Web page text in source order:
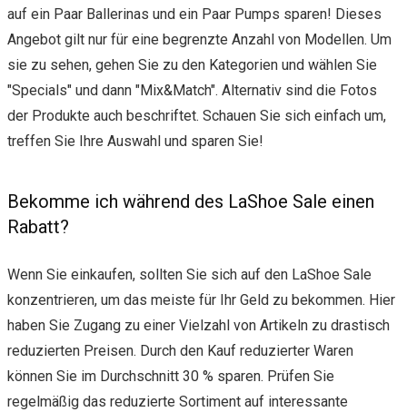
auf ein Paar Ballerinas und ein Paar Pumps sparen! Dieses
Angebot gilt nur für eine begrenzte Anzahl von Modellen. Um
sie zu sehen, gehen Sie zu den Kategorien und wählen Sie
"Specials" und dann "Mix&Match". Alternativ sind die Fotos
der Produkte auch beschriftet. Schauen Sie sich einfach um,
treffen Sie Ihre Auswahl und sparen Sie!
Bekomme ich während des LaShoe Sale einen
Rabatt?
Wenn Sie einkaufen, sollten Sie sich auf den LaShoe Sale
konzentrieren, um das meiste für Ihr Geld zu bekommen. Hier
haben Sie Zugang zu einer Vielzahl von Artikeln zu drastisch
reduzierten Preisen. Durch den Kauf reduzierter Waren
können Sie im Durchschnitt 30 % sparen. Prüfen Sie
regelmäßig das reduzierte Sortiment auf interessante